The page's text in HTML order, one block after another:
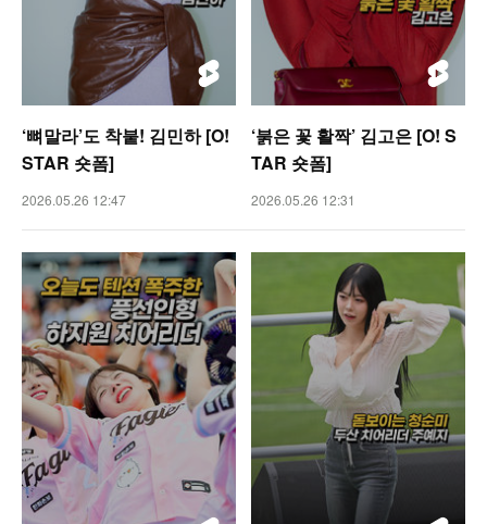
‘뼈말라’도 착붙! 김민하 [O!
STAR 숏폼]
2026.05.26 12:47
‘붉은 꽃 활짝’ 김고은 [O! S
TAR 숏폼]
2026.05.26 12:31